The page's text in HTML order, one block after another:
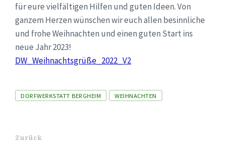
für eure vielfältigen Hilfen und guten Ideen. Von
ganzem Herzen wünschen wir euch allen besinnliche
und frohe Weihnachten und einen guten Start ins
neue Jahr 2023!
DW_Weihnachtsgrüße_2022_V2
Tags
DORFWERKSTATT BERGHEIM WEIHNACHTEN
Zurück